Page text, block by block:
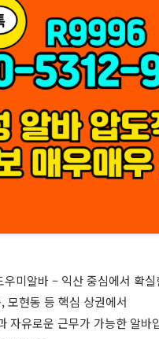
미알바 – 익산 중심에서 확
모현동 등 핵심 상권에서
자유로운 근무가 가능한 알바